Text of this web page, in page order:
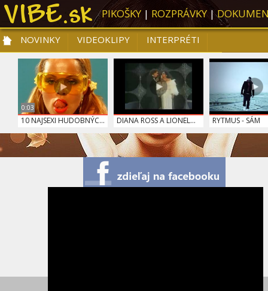
PIKOŠKY| ROZPRÁVKY|
NOVINKY
NOVINKY VIDEOKLIPY
INTERPRÉTI
PRE DETI
SLOVENSKÁ HUDBA TOP 10
0:03
10 NAJSEXI HUDOBNÝC... DIANA ROSS A LIONEL... RYTMUS - SÁM